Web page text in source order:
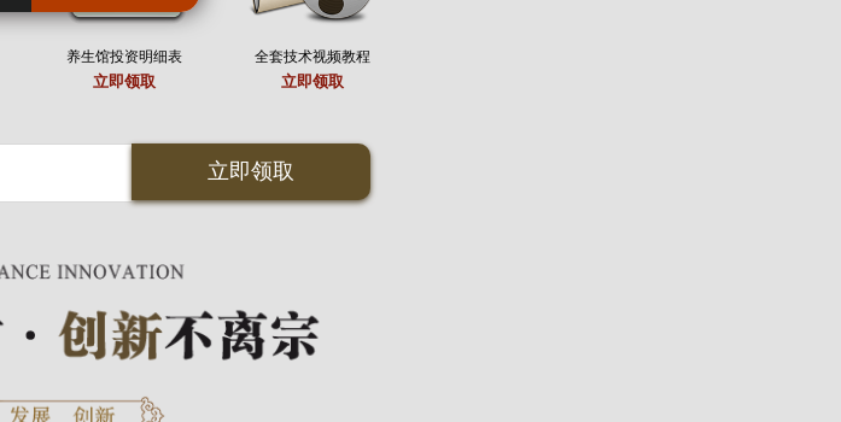
养生馆投资明细表
立即领取
全套技术视频教程
立即领取